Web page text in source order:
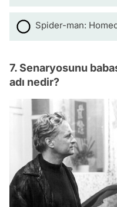
Spider-man:
7. Senaryosunu
adı nedir?